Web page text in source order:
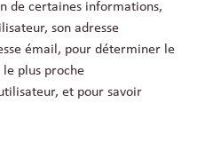
de certaines informations,
son adresse
émail, pour déterminer le
plus proche
et pour savoir